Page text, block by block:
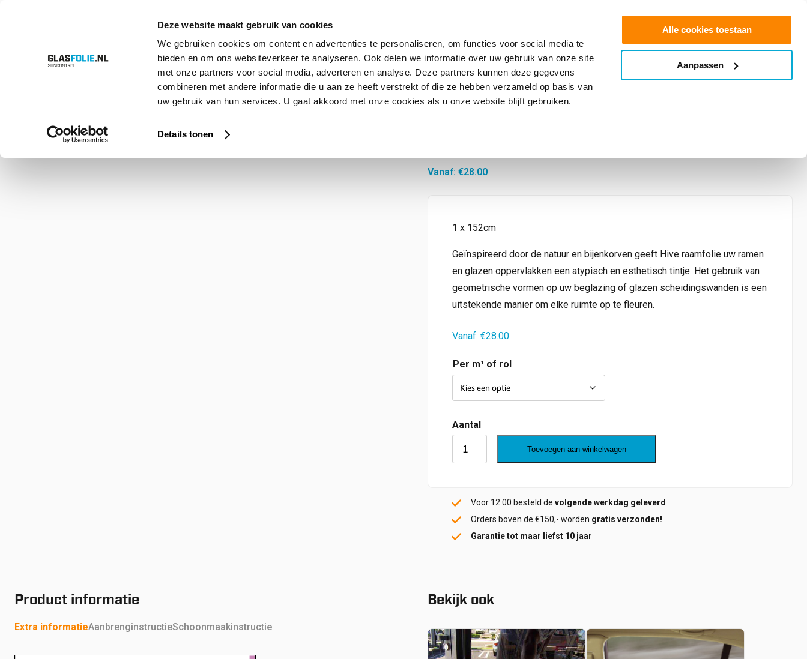
Deze website maakt gebruik van cookies
We gebruiken cookies om content en advertenties te personaliseren, om functies voor social media te
bieden en om ons websiteverkeer te analyseren. Ook delen we informatie over uw gebruik van onze site
met onze partners voor social media, adverteren en analyse. Deze partners kunnen deze gegevens
combineren met andere informatie die u aan ze heeft verstrekt of die ze hebben verzameld op basis van
uw gebruik van hun services. U gaat akkoord met onze cookies als u onze website blijft gebruiken.
Details tonen
Alle cookies toestaan
Aanpassen
Offerte aanvragen
Overslaan
ProductenOplossingen ProjectenReferentiesOver ons ContactFAQ info@glasfolie.nl
Vanaf: €28.00
1 x 152cm
Geïnspireerd door de natuur en bijenkorven geeft Hive raamfolie uw ramen
en glazen oppervlakken een atypisch en esthetisch tintje. Het gebruik van
geometrische vormen op uw beglazing of glazen scheidingswanden is een
uitstekende manier om elke ruimte op te fleuren.
Vanaf: €28.00
Per m¹ of rol
Toevoegen aan winkelwagen
Voor 12.00 besteld de volgende werkdag geleverd
Orders boven de €150,- worden gratis verzonden!
Garantie tot maar liefst 10 jaar
Product informatie
Extra informatieAanbrenginstructieSchoonmaakinstructie
Bekijk ook
Vanaf: 60.80 Vanaf:€20.59